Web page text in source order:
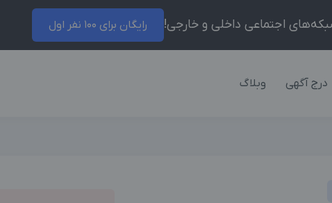
رایگان برای 100 نفر اول
درج آگهی وبلاگ